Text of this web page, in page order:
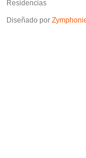
Residencias
Diseñado por